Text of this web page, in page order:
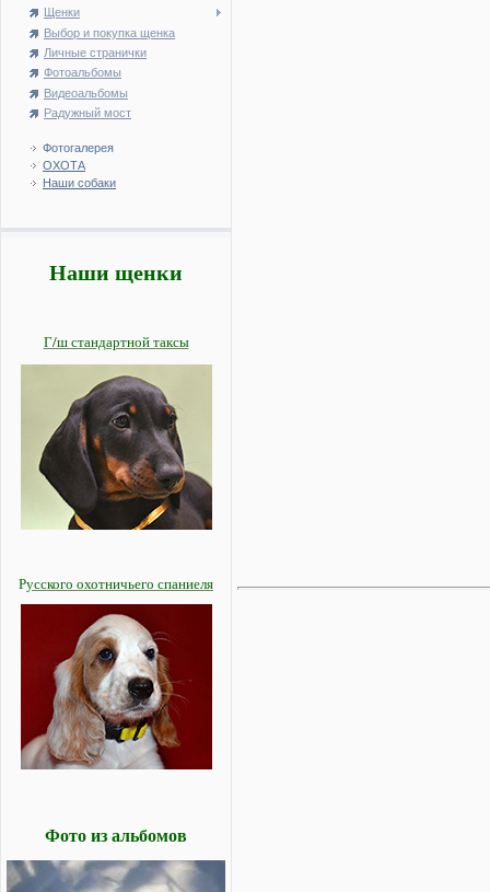
Щенки
Выбор и покупка щенка
Личные странички
Фотоальбомы
Видеоальбомы
Радужный мост
Фотогалерея
ОХОТА
Наши собаки
Наши щенки
Г/ш стандартной таксы
Русского охотничьего спаниеля
Фото из альбомов